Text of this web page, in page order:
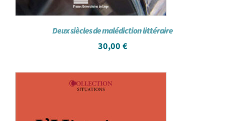
Deux siècles de malédiction littéraire
30,00 €